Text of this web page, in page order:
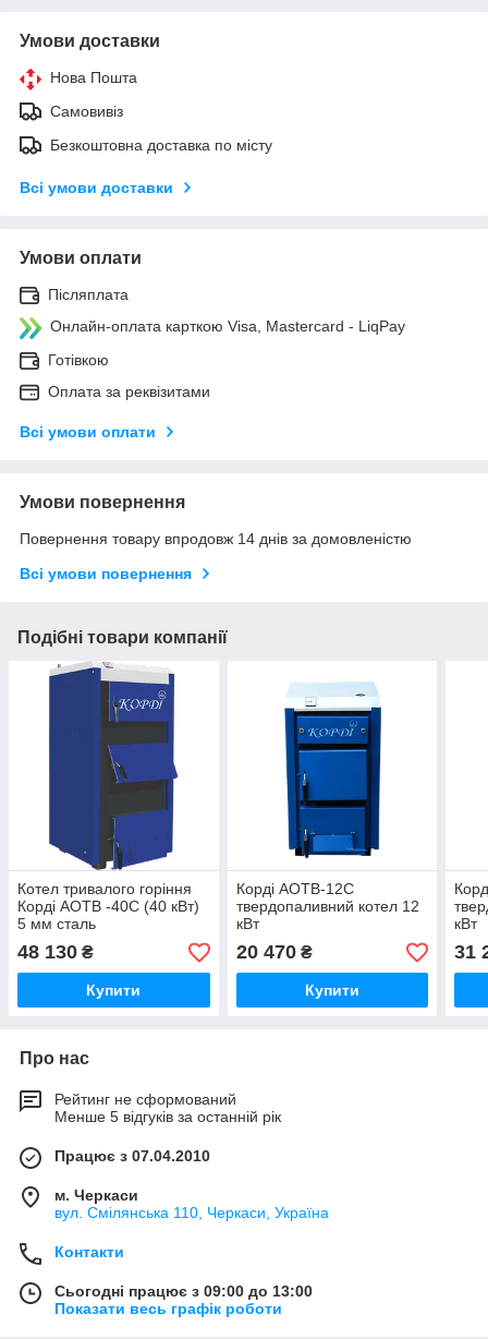
Умови доставки
Нова Пошта
Самовивіз
Безкоштовна доставка по місту
Всі умови доставки
Умови оплати
Післяплата
Онлайн-оплата карткою Visa, Mastercard - LiqPay
Готівкою
Оплата за реквізитами
Всі умови оплати
Умови повернення
Повернення товару впродовж 14 днів за домовленістю
Всі умови повернення
Подібні товари компанії
Котел тривалого горіння
Корді АОТВ -40С (40 кВт)
5 мм сталь
48 130 ₴
Купити
Корді АОТВ-12С
твердопаливний котел 12
кВт
20 470₴
Купити
кВт
31
Про нас
Рейтинг не сформований
Менше 5 відгуків за останній рік
Працює з 07.04.2010
м. Черкаси
вул. Смілянська 110, Черкаси, Україна
Контакти
Сьогодні працює з 09:00 до 13:00
Показати весь графік роботи